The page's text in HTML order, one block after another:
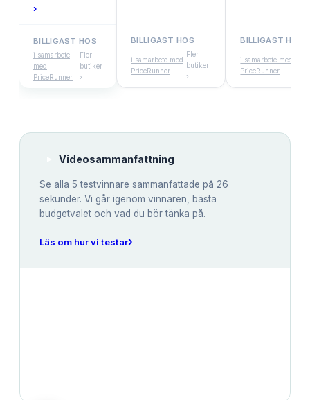
›
BILLIGAST HOS
i samarbete
med
PriceRunner
Fler
butiker
›
BILLIGAST HOS
i samarbete med
PriceRunner
Fler
butiker
›
BILLIGAST HOS
i samarbete med
PriceRunner
Videosammanfattning
Se alla 5 testvinnare sammanfattade på 26
sekunder. Vi går igenom vinnaren, bästa
budgetvalet och vad du bör tänka på.
Läs om hur vi testar›